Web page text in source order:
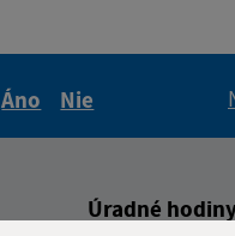
Áno
Nie
Úradné